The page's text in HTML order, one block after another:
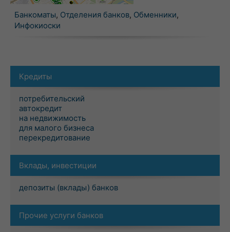
Банкоматы, Отделения банков, Обменники,
Инфокиоски
Кредиты
потребительский
автокредит
на недвижимость
для малого бизнеса
перекредитование
Вклады, инвестиции
депозиты (вклады) банков
Прочие услуги банков